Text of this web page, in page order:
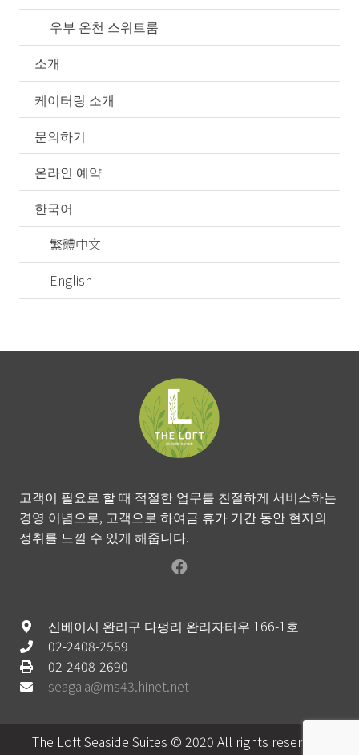
우부 온천 스위트룸
소개
케이터링 소개
문의하기
온라인 예약
한국어
繁體中文
English
고객이 필요로 할 때 적절한 업무를 친절하게 서비스하는
경영 이념으로, 고객으로 하여금 휴가 기간 동안 현지의
정취를 느낄 수 있게 해줍니다.
신베이시 완리구 다펑리 완리자터우 166-1호
02-2408-2559
02-2408-2690
seagaia@ms43.hinet.net
The Loft Seaside Suites © 2020 All rights reserved.